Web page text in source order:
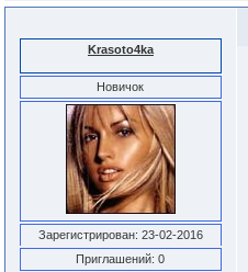
Krasoto4ka
Новичок
Зарегистрирован: 23-02-2016
Приглашений: 0